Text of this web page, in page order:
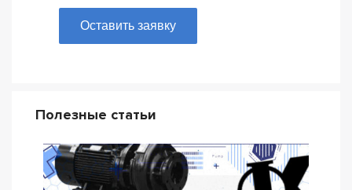
Оставить заявку
Полезные статьи